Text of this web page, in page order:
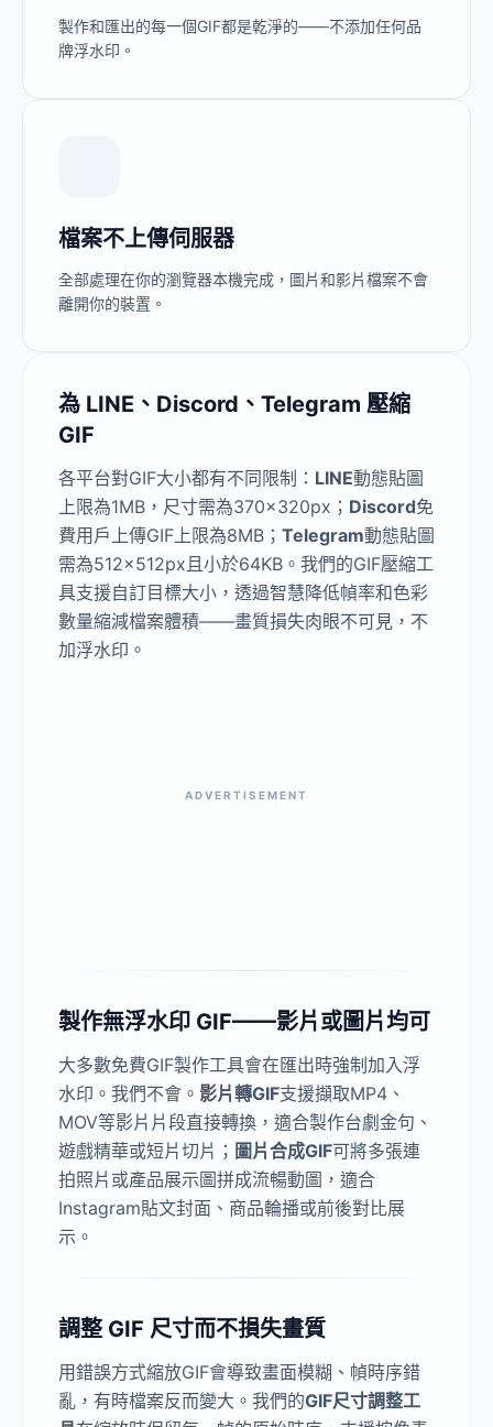
製作和匯出的每一個GIF都是乾淨的——不添加任何品
牌浮水印。
檔案不上傳伺服器
全部處理在你的瀏覽器本機完成，圖片和影片檔案不會
離開你的裝置。
為 LINE、Discord、Telegram 壓縮
GIF
各平台對GIF大小都有不同限制： LINE動態貼圖
上限為1MB，尺寸需為370×320px； Discord免
費用戶上傳GIF上限為8MB； Telegram動態貼圖
需為512×512px且小於64KB。我們的GIF壓縮工
具支援自訂目標大小，透過智慧降低幀率和色彩
數量縮減檔案體積——畫質損失肉眼不可見，不
加浮水印。
ADVERTISEMENT
製作無浮水印 GIF——影片或圖片均可
大多數免費GIF製作工具會在匯出時強制加入浮
水印。我們不會。 影片轉GIF支援擷取MP4、
MOV等影片片段直接轉換，適合製作台劇金句、
遊戲精華或短片切片； 圖片合成GIF可將多張連
拍照片或產品展示圖拼成流暢動圖，適合
Instagram貼文封面、商品輪播或前後對比展
示。
調整 GIF 尺寸而不損失畫質
用錯誤方式縮放GIF會導致畫面模糊、幀時序錯
亂，有時檔案反而變大。我們的GIF尺寸調整工